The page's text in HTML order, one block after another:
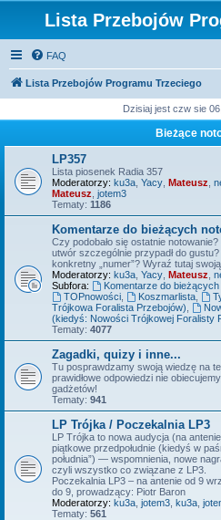
Lista Przebojów
FAQ
Lista Przebojów Programu Trzeciego
Dzisiaj jest czw sie
Bieżące
LP357
Lista piosenek Radia 357
Moderatorzy: ku3a Yacy Mateusz
Mateusz jotem3
Tematy: 1186
Komentarze do bieżących
Czy podobało się ostatnie
utwór szczególnie przypadł do
konkretny „numer”? Wyraź tutaj swoją
Moderatorzy: ku3a Yacy Mateusz
Subfora:
Komentarze do
TOPnowości, Koszmarlista,
Trójkowa Foralista Przebojów)
(kiedyś: Nowości Trójkowej Foralisty
Tematy: 4077
Zagadki, quizy i inne...
Tu posprawdzamy swoją wiedzę na
prawidłowe odpowiedzi nie
gadżetów!
Tematy: 941
LP Trójka / Poczekalnia LP3
LP Trójka to nowa audycja (na
piątkowe przedpołudnie (kiedyś w
południa”) — wspomnienia, nowe
czyli wszystko co związane z LP3.
Poczekalnia LP3 – na antenie od 9
do 9, prowadzący: Piotr Baron
Moderatorzy: ku3a jotem3 ku3a
Tematy: 561